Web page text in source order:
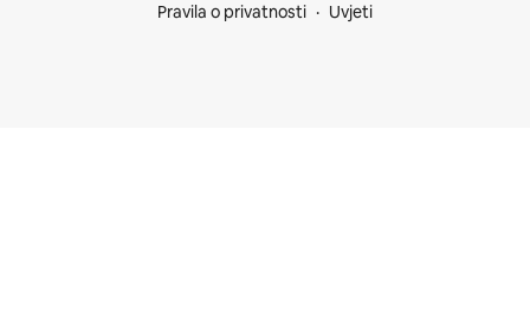
Pravila o privatnosti
Uvjeti